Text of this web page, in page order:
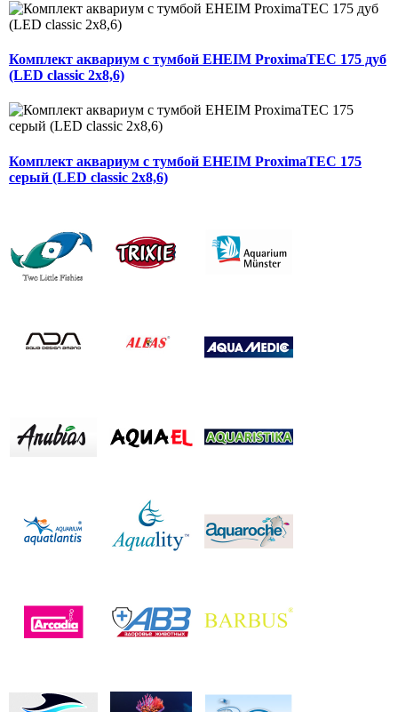
Комплект аквариум с тумбой EHEIM ProximaTEC 175 дуб
(LED classic 2x8,6)
Комплект аквариум с тумбой EHEIM ProximaTEC 175
серый (LED classic 2x8,6)